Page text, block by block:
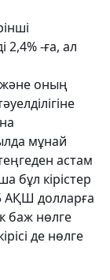
2,4% -ға, ал
оның
мұнай
астам
бұл кірістер
АҚШ долларға
баж нөлге
де нөлге